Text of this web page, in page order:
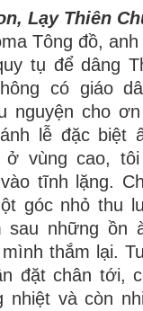
Lạy Thiên
Tông đồ,
tụ để dâng
có giáo
nguyện cho
lễ đặc biệt
ở vùng cao,
tĩnh lặng.
góc nhỏ thu
sau những ồn
thắm lại.
đặt chân tới,
nhiệt và còn